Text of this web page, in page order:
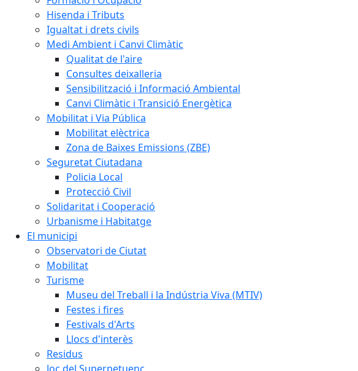
Hisenda i Tributs
Igualtat i drets civils
Medi Ambient i Canvi Climàtic
Qualitat de l'aire
Consultes deixalleria
Sensibilització i Informació Ambiental
Canvi Climàtic i Transició Energètica
Mobilitat i Via Pública
Mobilitat elèctrica
Zona de Baixes Emissions (ZBE)
Seguretat Ciutadana
Policia Local
Protecció Civil
Solidaritat i Cooperació
Urbanisme i Habitatge
El municipi
Observatori de Ciutat
Mobilitat
Turisme
Museu del Treball i la Indústria Viva (MTIV)
Festes i fires
Festivals d'Arts
Llocs d'interès
Residus